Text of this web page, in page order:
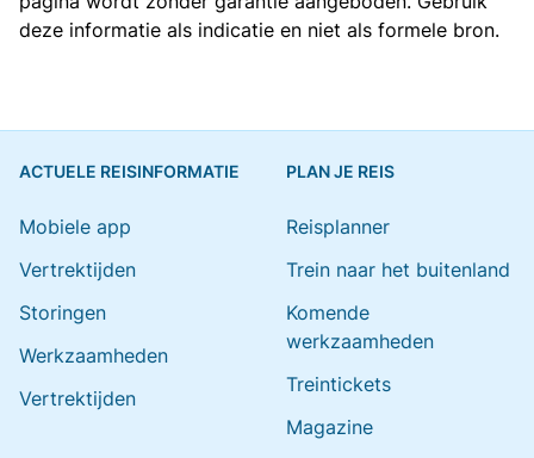
deze informatie als indicatie en niet als formele bron.
ACTUELE REISINFORMATIE
Mobiele app
Vertrektijden
Storingen
Werkzaamheden
Vertrektijden
PLAN JE REIS
Reisplanner
Trein naar het buitenland
Komende
werkzaamheden
Treintickets
Magazine